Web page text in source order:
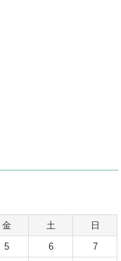
金 土
日
5 6
7